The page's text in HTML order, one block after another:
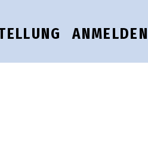
ANMELDEN